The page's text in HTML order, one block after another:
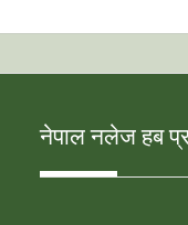
नेपाल नलेज हब